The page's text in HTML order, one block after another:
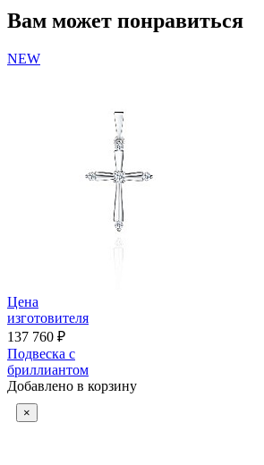
Вам может понравиться
NEW
Цена
изготовителя
137 760 ₽
Подвеска с
бриллиантом
Добавлено в корзину
×